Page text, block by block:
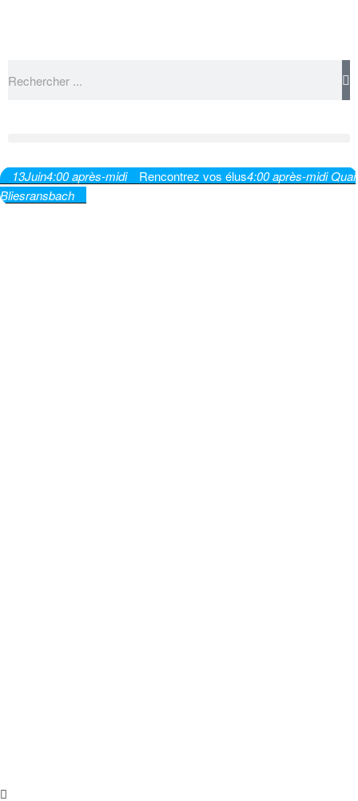
13Juin4:00 après-midi Rencontrez vos élus4:00 après-midiQuai
Bliesransbach